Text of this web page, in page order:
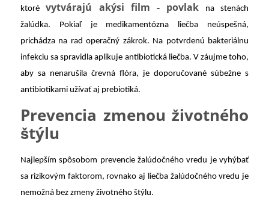
ktorévytvárajú akýsi film - povlak na stenách
žalúdka. Pokiaľ je medikamentózna liečba neúspešná,
prichádza na rad operačný zákrok. Na potvrdenú bakteriálnu
infekciu sa spravidla aplikuje antibiotická liečba. V záujme toho,
aby sa nenarušila črevná flóra, je doporučované súbežne s
antibiotikami užívať aj prebiotiká.
Prevencia zmenou životného
štýlu
Najlepším spôsobom prevencie žalúdočného vredu je vyhýbať
sa rizikovým faktorom, rovnako aj liečba žalúdočného vredu je
nemožná bez zmeny životného štýlu.